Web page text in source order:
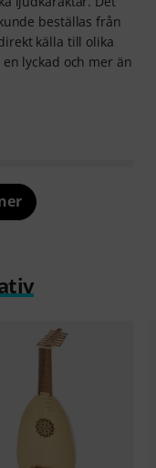
beställas från
källa till olika
lyckad och mer än